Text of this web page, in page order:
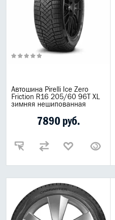
Автошина Pirelli Ice Zero
Friction R16 205/60 96T XL
зимняя нешипованная
7890 руб.